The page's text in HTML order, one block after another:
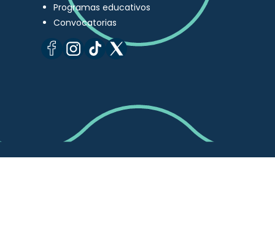
Programas educativos
Convocatorias